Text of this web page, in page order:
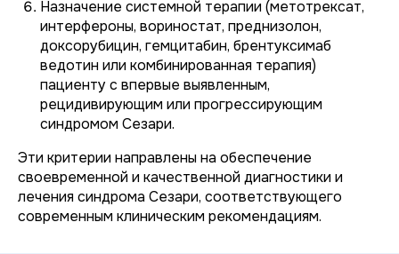
Назначение системной терапии (метотрексат,
интерфероны, вориностат, преднизолон,
доксорубицин, гемцитабин, брентуксимаб
ведотин или комбинированная терапия)
пациенту с впервые выявленным,
рецидивирующим или прогрессирующим
синдромом Сезари.
Эти критерии направлены на обеспечение
своевременной и качественной диагностики и
лечения синдрома Сезари, соответствующего
современным клиническим рекомендациям.